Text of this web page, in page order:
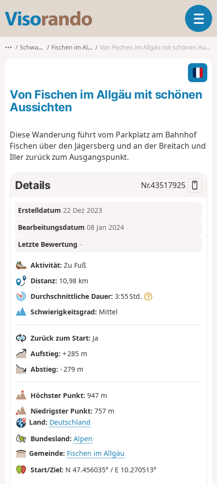
s
o
T
o
g
l
n
a
t
n
••• Schwaben Fischen im Allgäu Von Fischen im Allgäu mit schönen Aussichten
Von Fischen im Allgäu mit schönen
Aussichten
Diese Wanderung führt vom Parkplatz am Bahnhof
Fischen über den Jägersberg und an der Breitach und
Iller zurück zum Ausgangspunkt.
Details Nr.43517925
Erstelldatum 22 Dez 2023
Bearbeitungsdatum 08 Jan 2024
Letzte Bewertung –
Aktivität: Zu Fuß
Distanz: 10,98 km
Durchschnittliche Dauer: 3:55 Std.
Schwierigkeitsgrad: Mittel
Zurück zum Start: Ja
Aufstieg: + 285 m
Abstieg: - 279 m
Höchster Punkt: 947 m
Niedrigster Punkt: 757 m
Land: Deutschland
Bundesland: Alpen
Gemeinde: Fischen im Allgäu
Start/Ziel: N 47.456035° / E 10.270513°